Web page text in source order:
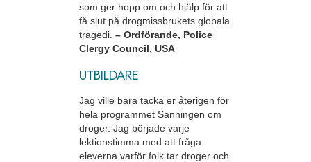
som ger hopp om och hjälp för att
få slut på drogmissbrukets globala
tragedi. – Ordförande, Police
Clergy Council, USA
UTBILDARE
Jag ville bara tacka er återigen för
hela programmet Sanningen om
droger. Jag började varje
lektionstimma med att fråga
eleverna varför folk tar droger och